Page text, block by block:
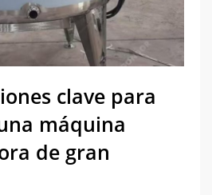
clave para
máquina
de gran